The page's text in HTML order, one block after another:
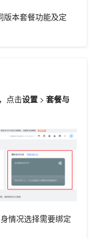
版本套餐功能及定
点击设置 > 套餐与
情况选择需要绑定